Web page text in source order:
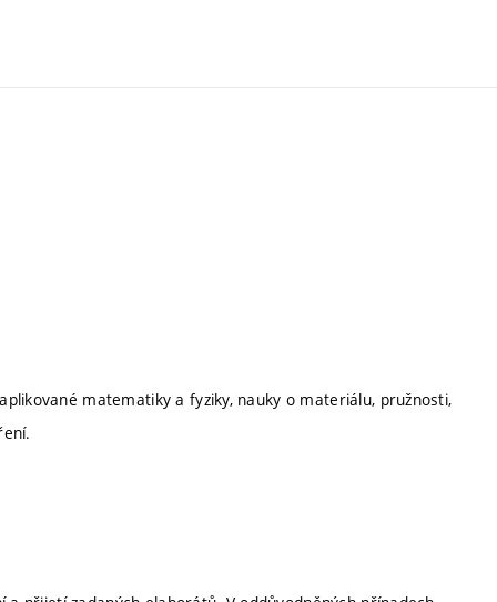
matematiky a fyziky, nauky o materiálu, pružnosti,